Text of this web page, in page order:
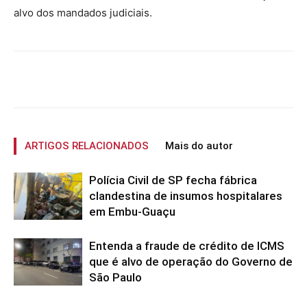
alvo dos mandados judiciais.
ARTIGOS RELACIONADOS Mais do autor
Polícia Civil de SP fecha fábrica
clandestina de insumos hospitalares
em Embu-Guaçu
Entenda a fraude de crédito de ICMS
que é alvo de operação do Governo de
São Paulo